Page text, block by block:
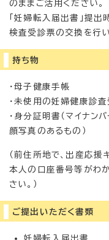
のままご活用ください。
「妊婦転入届出書」提
検査受診票の交換を行い
持ち物
・母子健康手帳
・未使用の妊婦健康診
・身分証明書（マイナン
顔写真のあるもの）
（前住所地で、出産応援
本人の口座番号等がわか
さい。）
ご提出いただく書類
妊婦転入届出書